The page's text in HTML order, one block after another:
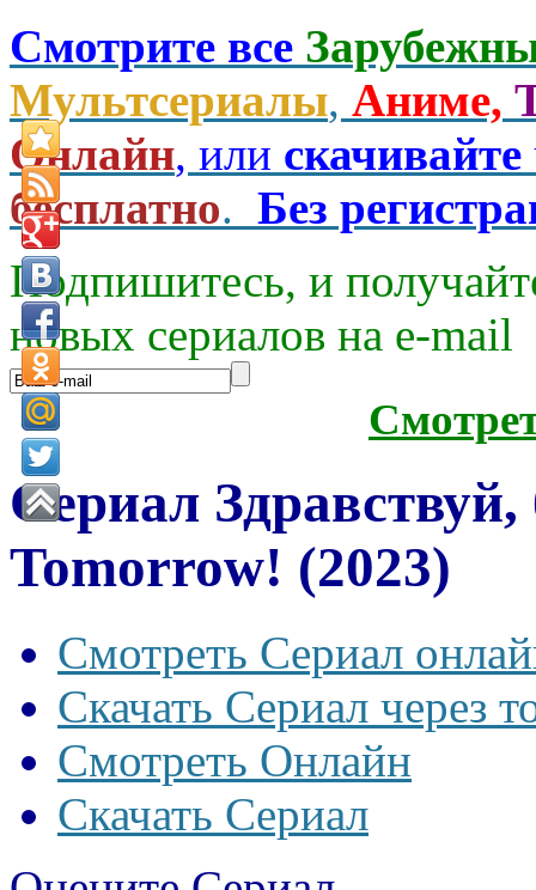
Смотрите все
Мультсериалы, Аниме,
Онлайн, или скачивайте
бесплатно. Без
Подпишитесь, и
новых сериалов на e-mаil
Сериал
Tomorrow! (2023)
Смотреть Сериал
Скачать Сериал через
Смотреть Онлайн
Скачать Сериал